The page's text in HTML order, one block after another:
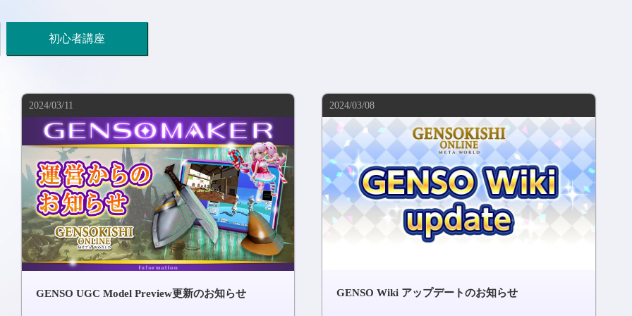
初心者講座
2024/03/11
GENSO UGC Model Preview更新のお知らせ
2024/03/08
GENSO Wiki アップデートのお知らせ